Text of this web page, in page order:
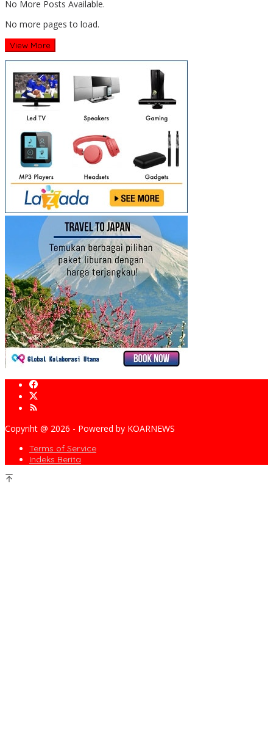
No More Posts Available.
No more pages to load.
View More
Copyriht @ 2026 - Powered by KOARNEWS
Terms of Service
Indeks Berita